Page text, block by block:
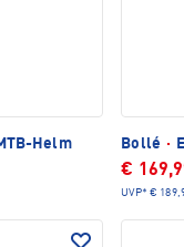
Helm Bollé ·
€
UVP* €